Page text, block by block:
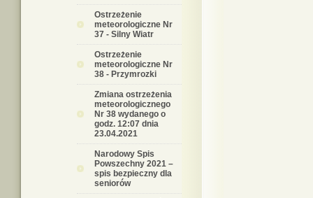
Ostrzeżenie
meteorologiczne Nr
37 - Silny Wiatr
Ostrzeżenie
meteorologiczne Nr
38 - Przymrozki
Zmiana ostrzeżenia
meteorologicznego
Nr 38 wydanego o
godz. 12:07 dnia
23.04.2021
Narodowy Spis
Powszechny 2021 –
spis bezpieczny dla
seniorów